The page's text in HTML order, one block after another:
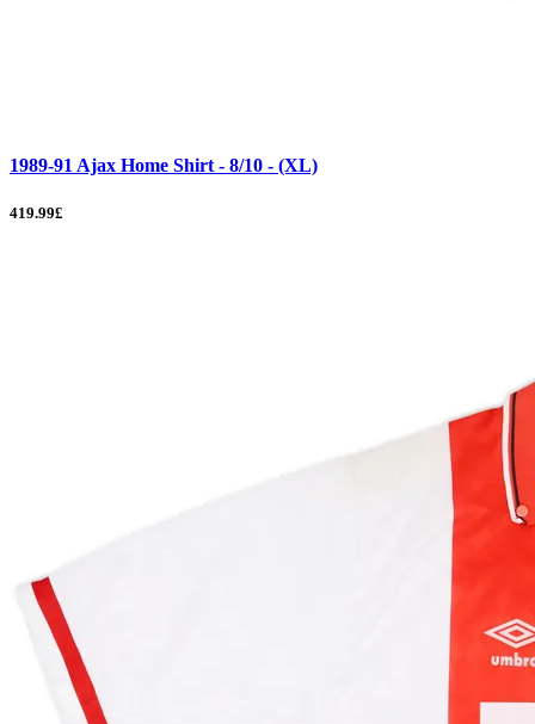
1989-91 Ajax Home Shirt - 8/10 - (XL)
419.99£